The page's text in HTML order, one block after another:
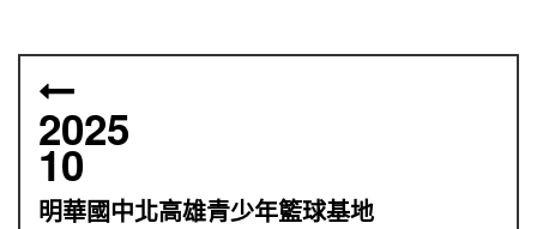
2025
10
明華國中北高雄青少年籃球基地